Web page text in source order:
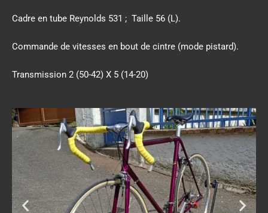
Cadre en tube Reynolds 531 ; Taille 56 (L).
Commande de vitesses en bout de cintre (mode pistard).
Transmission 2 (50-42) X 5 (14-20)